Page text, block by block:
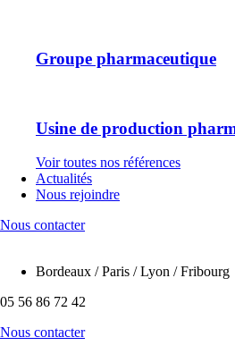
Groupe pharmaceutique
Usine de production
Voir toutes nos références
Actualités
Nous rejoindre
Nous contacter
Bordeaux / Paris / Lyon / Fribourg
05 56 86 72 42
Nous contacter